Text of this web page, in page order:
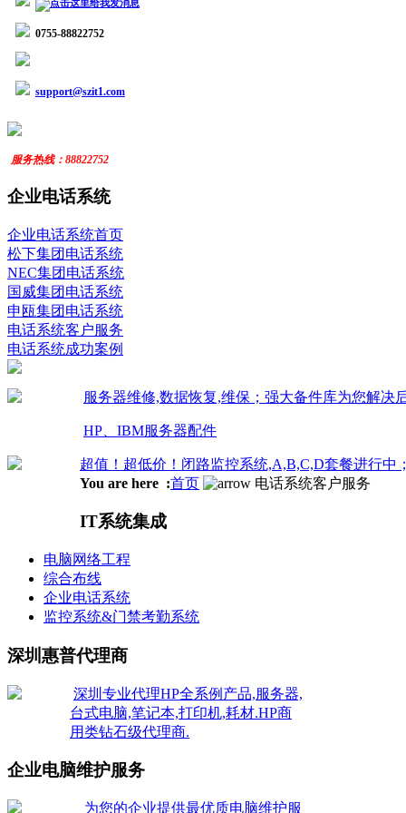
0755-88822752
support@szit1.com
服务热线： 88822752
企业电话系统
企业电话系统首页
松下集团电话系统
NEC集团电话系统
国威集团电话系统
申瓯集团电话系统
电话系统客户服务
电话系统成功案例
服务器维修,数据恢复,维保；强大备件库为您解决
HP、IBM服务器配件
超值！超低价！闭路监控系统,A,B,C,D套餐进行中
You are here :首页 电话系统客户服务
IT系统集成
电脑网络工程
综合布线
企业电话系统
监控系统&门禁考勤系统
深圳惠普代理商
深圳专业代理HP全系例产品,服务器,
台式电脑,笔记本,打印机,耗材.HP商
用类钻石级代理商.
企业电脑维护服务
为您的企业提供最优质电脑维护服